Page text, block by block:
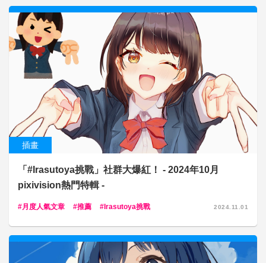
插畫
「#Irasutoya挑戰」社群大爆紅！ - 2024年10月
pixivision熱門特輯 -
月度人氣文章 推薦 Irasutoya挑戰 2024.11.01